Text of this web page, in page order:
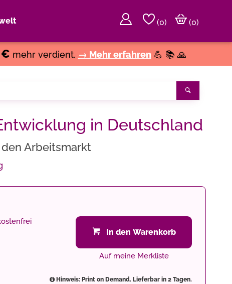
(0)
(0)
€ mehr verdient. → Mehr erfahren 💪 📚 🙏
in Deutschland
Arbeitsmarkt
In den Warenkorb
Auf meine Merkliste
Hinweis: Print on Demand. Lieferbar in 2 Tagen.